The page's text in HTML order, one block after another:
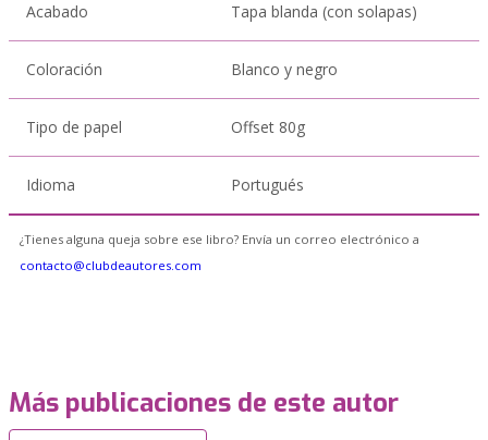
Acabado Tapa blanda (con solapas)
Coloración Blanco y negro
Tipo de papel Offset 80g
Idioma Portugués
¿Tienes alguna queja sobre ese libro? Envía un correo electrónico a
contacto@clubdeautores.com
Más publicaciones de este autor